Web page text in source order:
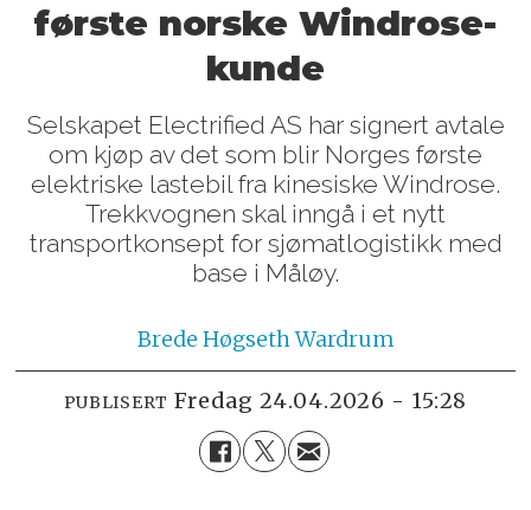
første norske Windrose-
kunde
Selskapet Electrified AS har signert avtale
om kjøp av det som blir Norges første
elektriske lastebil fra kinesiske Windrose.
Trekkvognen skal inngå i et nytt
transportkonsept for sjømatlogistikk med
base i Måløy.
Brede Høgseth Wardrum
PUBLISERT fredag 24.04.2026 - 15:28